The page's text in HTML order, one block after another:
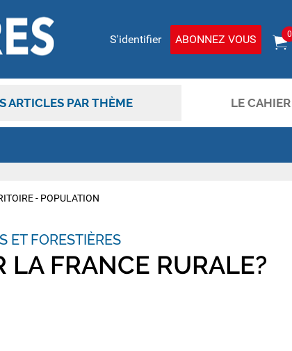
S'identifier ABONNEZ VOUS 0
ARTICLES PAR THÈME LE CAHIER
- POPULATION
ET FORESTIÈRES
LA FRANCE RURALE?